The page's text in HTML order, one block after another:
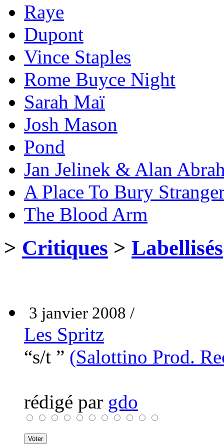
Raye
Dupont
Vince Staples
Rome Buyce Night
Sarah Maï
Josh Mason
Pond
Jan Jelinek & Alan
A Place To Bury
The Blood Arm
> Critiques > Labellisés
3 janvier 2008 /
Les Spritz
“s/t ” (Salottino Prod.
rédigé par gdo